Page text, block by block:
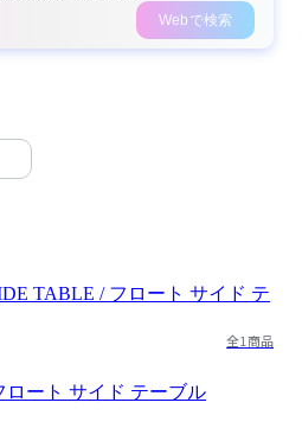
Webで検索
全1商品
ロート サイド テーブル